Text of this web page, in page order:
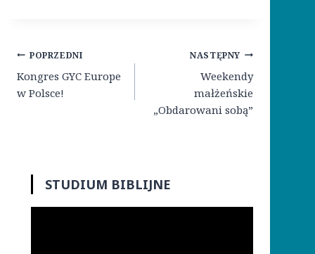
Nawigacja
wpisu
POPRZEDNI
Kongres GYC Europe
w Polsce!
NASTĘPNY
Weekendy
małżeńskie
„Obdarowani sobą”
STUDIUM BIBLIJNE